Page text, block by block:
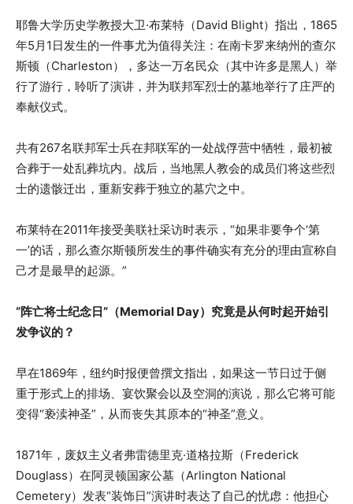
耶鲁大学历史学教授大卫·布莱特（David Blight）指出，1865
年5月1日发生的一件事尤为值得关注：在南卡罗来纳州的查尔
斯顿（Charleston），多达一万名民众（其中许多是黑人）举
行了游行，聆听了演讲，并为联邦军烈士的墓地举行了庄严的
奉献仪式。
共有267名联邦军士兵在邦联军的一处战俘营中牺牲，最初被
合葬于一处乱葬坑内。战后，当地黑人教会的成员们将这些烈
士的遗骸迁出，重新安葬于独立的墓穴之中。
布莱特在2011年接受美联社采访时表示，“如果非要争个‘第
一’的话，那么查尔斯顿所发生的事件确实有充分的理由宣称自
己才是最早的起源。”
“阵亡将士纪念日”（Memorial Day）究竟是从何时起开始引
发争议的？
早在1869年，纽约时报便曾撰文指出，如果这一节日过于侧
重于形式上的排场、宴饮聚会以及空洞的演说，那么它将可能
变得“亵渎神圣”，从而丧失其原本的“神圣”意义。
1871年，废奴主义者弗雷德里克·道格拉斯（Frederick
Douglass）在阿灵顿国家公墓（Arlington National
Cemetery）发表“装饰日”演讲时表达了自己的忧虑：他担心